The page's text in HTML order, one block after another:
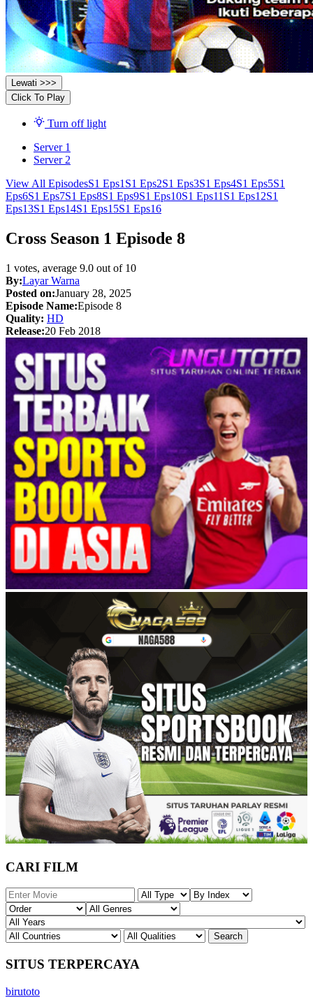
Lewati >>>
Click To Play
Turn off light
Server 1
Server 2
View All EpisodesS1 Eps1 S1 Eps2S1 Eps3S1 Eps4S1 Eps5S1
Eps6S1 Eps7S1 Eps8S1 Eps9S1 Eps10S1 Eps11 S1 Eps12S1
Eps13S1 Eps14S1 Eps15S1 Eps16
Cross Season 1 Episode 8
1 votes, average 9.0 out of 10
By:Layar Warna
Posted on:January 28, 2025
Episode Name:Episode 8
Quality: HD
Release:20 Feb 2018
CARI FILM
SITUS TERPERCAYA
birutoto